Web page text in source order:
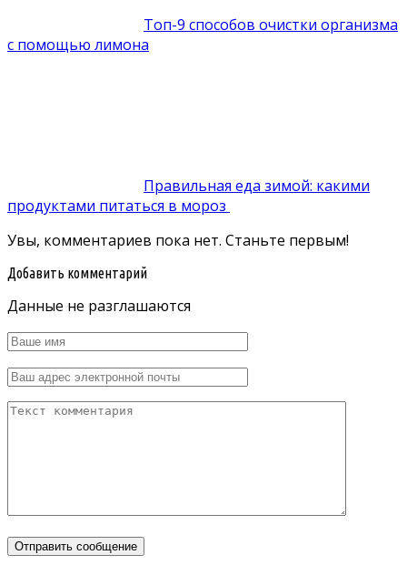
Топ-9 способов очистки организма
с помощью лимона
Правильная еда зимой: какими
продуктами питаться в мороз
Увы, комментариев пока нет. Станьте первым!
Добавить комментарий
Данные не разглашаются